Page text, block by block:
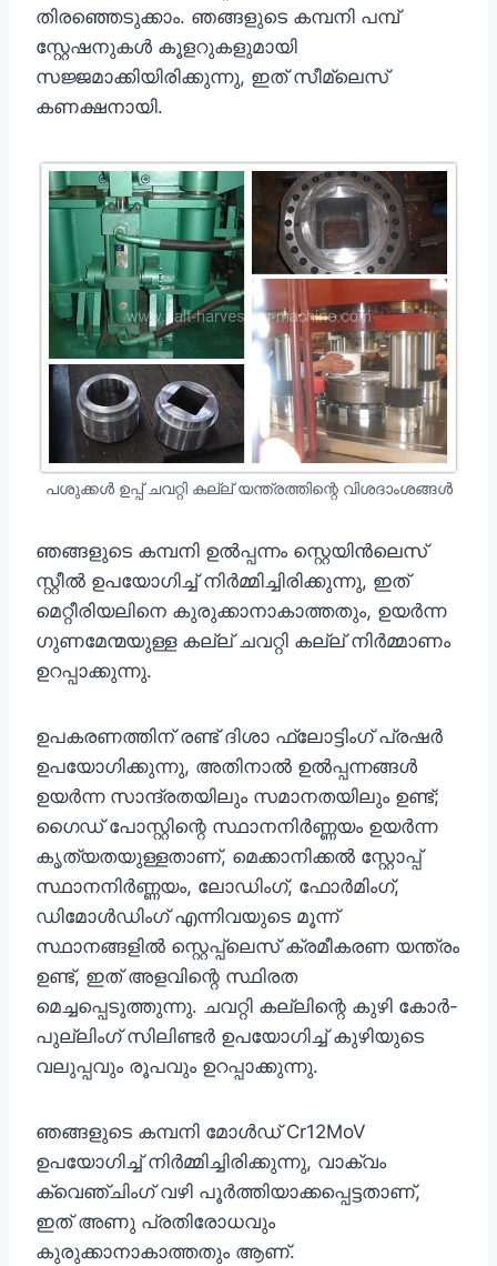
തിരഞ്ഞെടുക്കാം. ഞങ്ങളുടെ കമ്പനി പമ്പ്
സ്റ്റേഷനുകൾ കൂളറുകളുമായി
സജ്ജമാക്കിയിരിക്കുന്നു, ഇത് സീമ്ലെസ്
കണക്ഷനായി.
പശുക്കൾ ഉപ്പ് ചവറ്റി കല്ല് യന്ത്രത്തിന്റെ വിശദാംശങ്ങൾ
ഞങ്ങളുടെ കമ്പനി ഉൽപ്പന്നം സ്റ്റെയിൻലെസ്
സ്റ്റീൽ ഉപയോഗിച്ച് നിർമ്മിച്ചിരിക്കുന്നു, ഇത്
മെറ്റീരിയലിനെ കുരുക്കാനാകാത്തതും, ഉയർന്ന
ഗുണമേന്മയുള്ള കല്ല് ചവറ്റി കല്ല് നിർമ്മാണം
ഉറപ്പാക്കുന്നു.
ഉപകരണത്തിന് രണ്ട് ദിശാ ഫ്ലോട്ടിംഗ് പ്രഷർ
ഉപയോഗിക്കുന്നു, അതിനാൽ ഉൽപ്പന്നങ്ങൾ
ഉയർന്ന സാന്ദ്രതയിലും സമാനതയിലും ഉണ്ട്;
ഗൈഡ് പോസ്റ്റിന്റെ സ്ഥാനനിർണ്ണയം ഉയർന്ന
കൃത്യതയുള്ളതാണ്, മെക്കാനിക്കൽ സ്റ്റോപ്പ്
സ്ഥാനനിർണ്ണയം, ലോഡിംഗ്, ഫോർമിംഗ്,
ഡിമോൾഡിംഗ് എന്നിവയുടെ മൂന്ന്
സ്ഥാനങ്ങളിൽ സ്റ്റെപ്പ്ലെസ് ക്രമീകരണ യന്ത്രം
ഉണ്ട്, ഇത് അളവിന്റെ സ്ഥിരത
മെച്ചപ്പെടുത്തുന്നു. ചവറ്റി കല്ലിന്റെ കുഴി കോർ-
പുല്ലിംഗ് സിലിണ്ടർ ഉപയോഗിച്ച് കുഴിയുടെ
വലുപ്പവും രൂപവും ഉറപ്പാക്കുന്നു.
ഞങ്ങളുടെ കമ്പനി മോൾഡ് Cr12MoV
ഉപയോഗിച്ച് നിർമ്മിച്ചിരിക്കുന്നു, വാക്വം
ക്വെഞ്ചിംഗ് വഴി പൂർത്തിയാക്കപ്പെട്ടതാണ്,
ഇത് അണു പ്രതിരോധവും
കുരുക്കാനാകാത്തതും ആണ്.